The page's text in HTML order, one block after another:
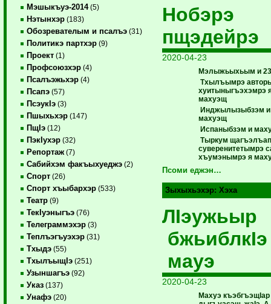
Мэшыкъуэ-2014(5)
Нэтынхэр (183)
Обозревателым и псалъэ (31)
Политикэ партхэр (9)
Проект (1)
Профсоюзхэр (4)
Псалъэжьхэр (4)
Псапэ (57)
ПсэукIэ (3)
Пшыхьхэр (147)
ПщIэ (12)
ПэкIухэр (32)
Репортаж (7)
Сабийхэм факъыхуеджэ (2)
Спорт (26)
Спорт хъыбархэр (533)
Театр (9)
ТекIуэныгъэ (76)
Телеграммэхэр (3)
Теплъэгъуэхэр (31)
Тхыдэ (55)
ТхылъыщIэ (251)
Узыншагъэ (92)
Указ (137)
Унафэ (20)
Нобэрэ
пщэдейрэ
2020-04-23
Мэлыжьыхьым и
Тхылъымрэ
хуитыныгъэхэмрэ
махуэщ
Инджылызыбзэм и
махуэщ
Испаныбзэм и
Тыркум
суверенитетымрэ
хъумэнымрэ я
Псоми еджэн…
Зыхыхьэхэр: Хэха
ЛIэужьыр
бжьиблкIэ
мауэ
2020-04-23
Махуэ къэбгъэщІар